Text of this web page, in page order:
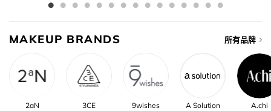
MAKEUP BRANDS 所有品牌
2aN 3CE 9wishes A Solution A.chi